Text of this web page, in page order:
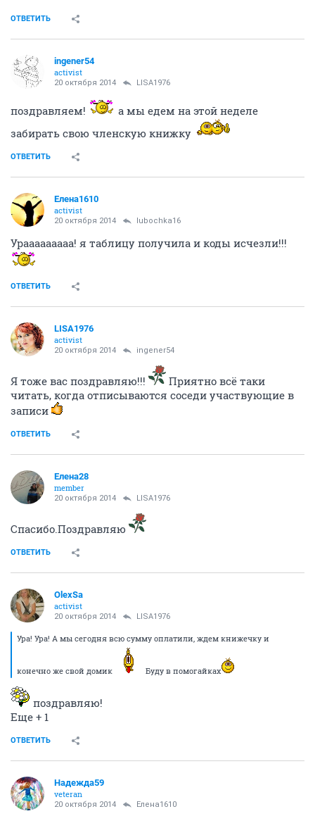
ОТВЕТИТЬ
ingener54
activist
20 октября 2014 LISA1976
поздравляем!
а мы едем на этой неделе
забирать свою членскую книжку
ОТВЕТИТЬ
Елена1610
activist
20 октября 2014 lubochka16
Урааааааааа! я таблицу получила и коды исчезли!!!
ОТВЕТИТЬ
LISA1976
activist
20 октября 2014 ingener54
Я тоже вас поздравляю!!!
Приятно всё таки
читать, когда отписываются соседи участвующие в
записи
ОТВЕТИТЬ
Елена28
member
20 октября 2014 LISA1976
Спасибо.Поздравляю
ОТВЕТИТЬ
OlexSa
activist
20 октября 2014 LISA1976
Ура! Ура! А мы сегодня всю сумму оплатили, ждем книжечку и
конечно же свой домик Буду в помогайках
поздравляю!
Еще + 1
ОТВЕТИТЬ
Надежда59
veteran
20 октября 2014 Елена1610